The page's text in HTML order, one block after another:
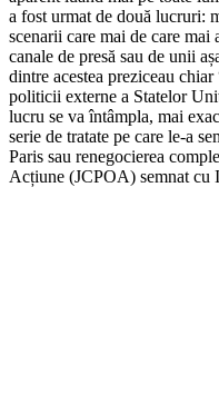
a fost urmat de două lucruri:
scenarii care mai de care
canale de presă sau de unii
dintre acestea preziceau
politicii externe a Statelor
lucru se va întâmpla, mai
serie de tratate pe care le-a
Paris sau renegocierea
Acțiune (JCPOA) semnat cu